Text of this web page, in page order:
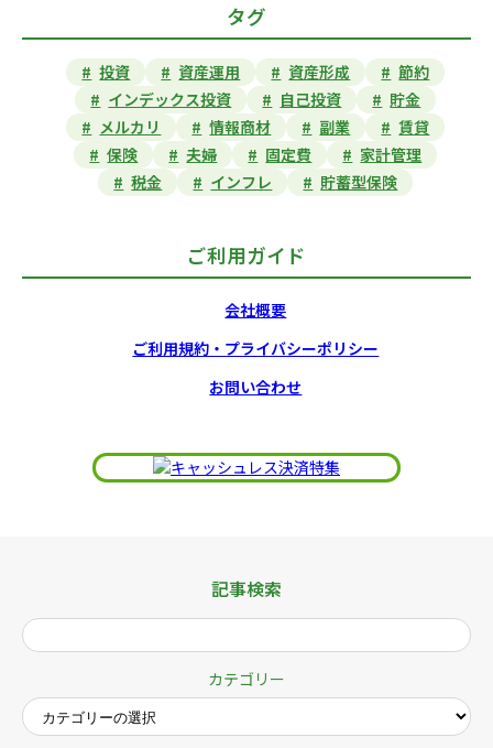
タグ
投資 資産運用 資産形成
節約
インデックス投資
自己投資
貯金
メルカリ
情報商材 副業
賃貸
保険
夫婦 固定費
家計管理
税金
インフレ 貯蓄型保険
ご利用ガイド
会社概要
ご利用規約・プライバシーポリシー
お問い合わせ
記事検索
カテゴリー